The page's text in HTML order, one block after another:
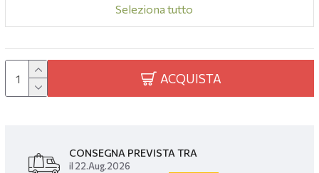
Seleziona tutto
ACQUISTA
CONSEGNA PREVISTA TRA
il 22.Aug.2026